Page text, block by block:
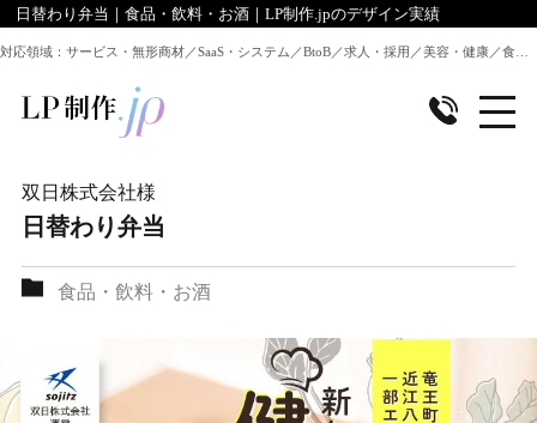
日替わり弁当｜食品・飲料・お酒｜LP制作.jpのデザイン実績
双日株式会社様
日替わり弁当
食品・飲料・お酒